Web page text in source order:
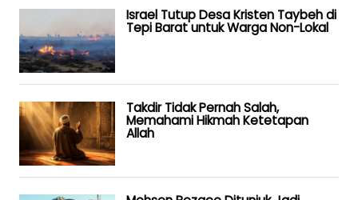
Israel Tutup Desa Kristen Taybeh di
Tepi Barat untuk Warga Non-Lokal
Takdir Tidak Pernah Salah,
Memahami Hikmah Ketetapan
Allah